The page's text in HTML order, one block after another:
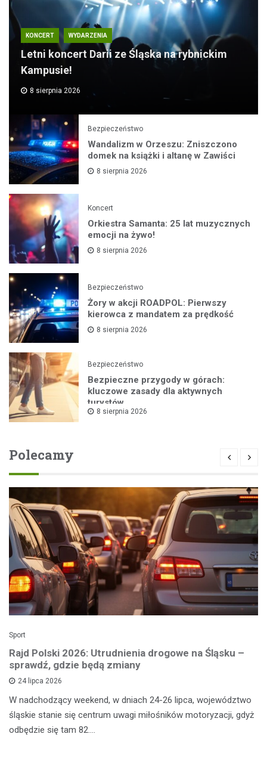
KONCERT WYDARZENIA
Letni koncert Darii ze Śląska na rybnickim
Kampusie!
8 sierpnia 2026
Bezpieczeństwo
Wandalizm w Orzeszu: Zniszczono
domek na książki i altanę w Zawiści
8 sierpnia 2026
Koncert
Orkiestra Samanta: 25 lat muzycznych
emocji na żywo!
8 sierpnia 2026
Bezpieczeństwo
Żory w akcji ROADPOL: Pierwszy
kierowca z mandatem za prędkość
8 sierpnia 2026
Bezpieczeństwo
Bezpieczne przygody w górach:
kluczowe zasady dla aktywnych
turystów
8 sierpnia 2026
Polecamy
Sport
Rajd Polski 2026: Utrudnienia drogowe na Śląsku –
sprawdź, gdzie będą zmiany
24 lipca 2026
W nadchodzący weekend, w dniach 24-26 lipca, województwo
śląskie stanie się centrum uwagi miłośników motoryzacji, gdyż
odbędzie się tam 82.…